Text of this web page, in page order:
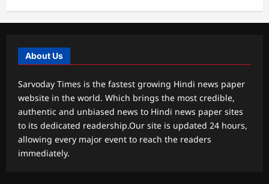
About Us
Sarvoday Times is the fastest growing Hindi news paper
website in the world. Which brings the most credible,
authentic and unbiased news to Hindi news paper sites
to its dedicated readership.Our site is updated 24 hours,
allowing every major event to reach the readers
immediately.